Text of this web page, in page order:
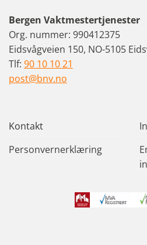
Bergen Vaktmestertjenester
Org. nummer: 990412375
Eidsvågveien 150, NO-5105
Tlf: 90 10 10 21
post@bnv.no
Kontakt
Personvernerklæring